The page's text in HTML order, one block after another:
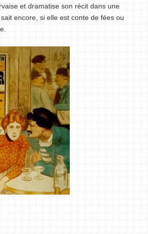
et dramatise son récit dans une
encore, si elle est conte de fées ou